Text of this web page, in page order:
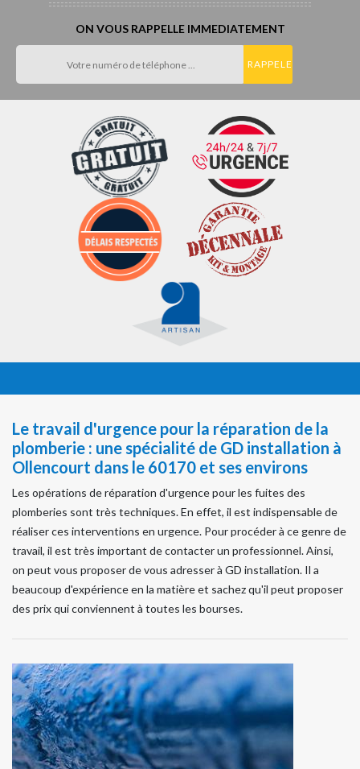
ON VOUS RAPPELLE IMMEDIATEMENT
Le travail d'urgence pour la réparation de la
plomberie : une spécialité de GD installation à
Ollencourt dans le 60170 et ses environs
Les opérations de réparation d'urgence pour les fuites des
plomberies sont très techniques. En effet, il est indispensable de
réaliser ces interventions en urgence. Pour procéder à ce genre de
travail, il est très important de contacter un professionnel. Ainsi,
on peut vous proposer de vous adresser à GD installation. Il a
beaucoup d'expérience en la matière et sachez qu'il peut proposer
des prix qui conviennent à toutes les bourses.